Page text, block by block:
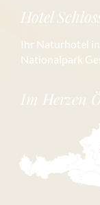
Hotel
Ihr Naturhotel
Nationalpark
Im Herzen